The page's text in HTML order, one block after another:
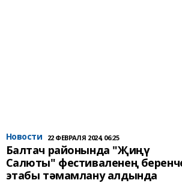
Новости 22 ФЕВРАЛЯ 2024, 06:25
Балтач районында "Җиңү
Салюты" фестиваленең
этабы тәмамлану алдында